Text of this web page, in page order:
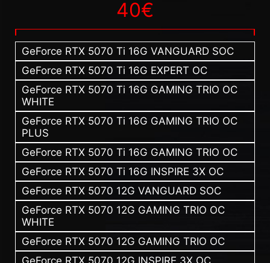
40€
GeForce RTX 5070 Ti 16G VANGUARD SOC
GeForce RTX 5070 Ti 16G EXPERT OC
GeForce RTX 5070 Ti 16G GAMING TRIO OC
WHITE
GeForce RTX 5070 Ti 16G GAMING TRIO OC
PLUS
GeForce RTX 5070 Ti 16G GAMING TRIO OC
GeForce RTX 5070 Ti 16G INSPIRE 3X OC
GeForce RTX 5070 12G VANGUARD SOC
GeForce RTX 5070 12G GAMING TRIO OC
WHITE
GeForce RTX 5070 12G GAMING TRIO OC
GeForce RTX 5070 12G INSPIRE 3X OC